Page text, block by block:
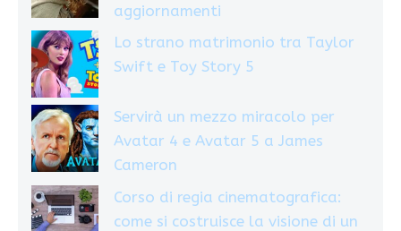
aggiornamenti
Lo strano matrimonio tra Taylor
Swift e Toy Story 5
Servirà un mezzo miracolo per
Avatar 4 e Avatar 5 a James
Cameron
Corso di regia cinematografica:
come si costruisce la visione di un